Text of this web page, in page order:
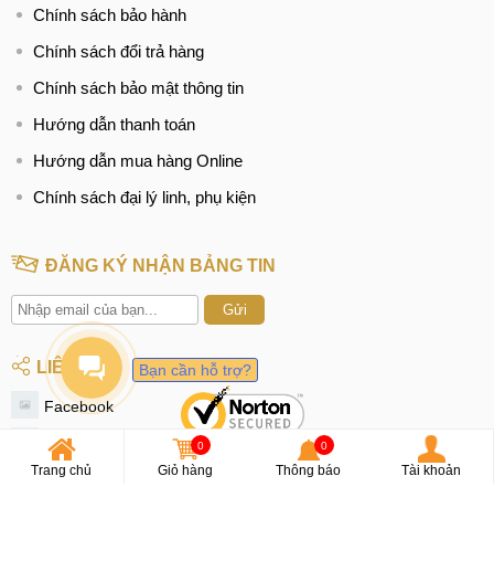
Chính sách bảo hành
Chính sách đổi trả hàng
Chính sách bảo mật thông tin
Hướng dẫn thanh toán
Hướng dẫn mua hàng Online
Chính sách đại lý linh, phụ kiện
ĐĂNG KÝ NHẬN BẢNG TIN
Gửi
LIÊN KẾT
Facebook
Youtube
OA Zalo
Trang chủ
0
Giỏ hàng
0
Thông báo Tài khoản
Bạn cần hỗ trợ?